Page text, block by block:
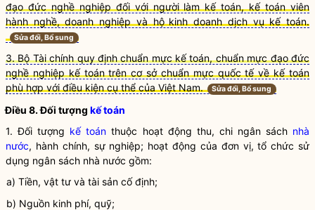
đạo đức nghề nghiệp đối với người làm kế toán, kế toán viên
hành nghề, doanh nghiệp và hộ kinh doanh dịch vụ kế toán.
Sửa đổi, Bổ sung
3. Bộ Tài chính quy định chuẩn mực kế toán, chuẩn mực đạo đức
nghề nghiệp kế toán trên cơ sở chuẩn mực quốc tế về kế toán
phù hợp với điều kiện cụ thể của Việt Nam.
Sửa đổi, Bổ sung
Điều 8. Đối tượng kế toán
1. Đối tượng kế toán thuộc hoạt động thu, chi ngân sách nhà
nước, hành chính, sự nghiệp; hoạt động của đơn vị, tổ chức sử
dụng ngân sách nhà nước gồm:
a) Tiền, vật tư và tài sản cố định;
b) Nguồn kinh phí, quỹ;